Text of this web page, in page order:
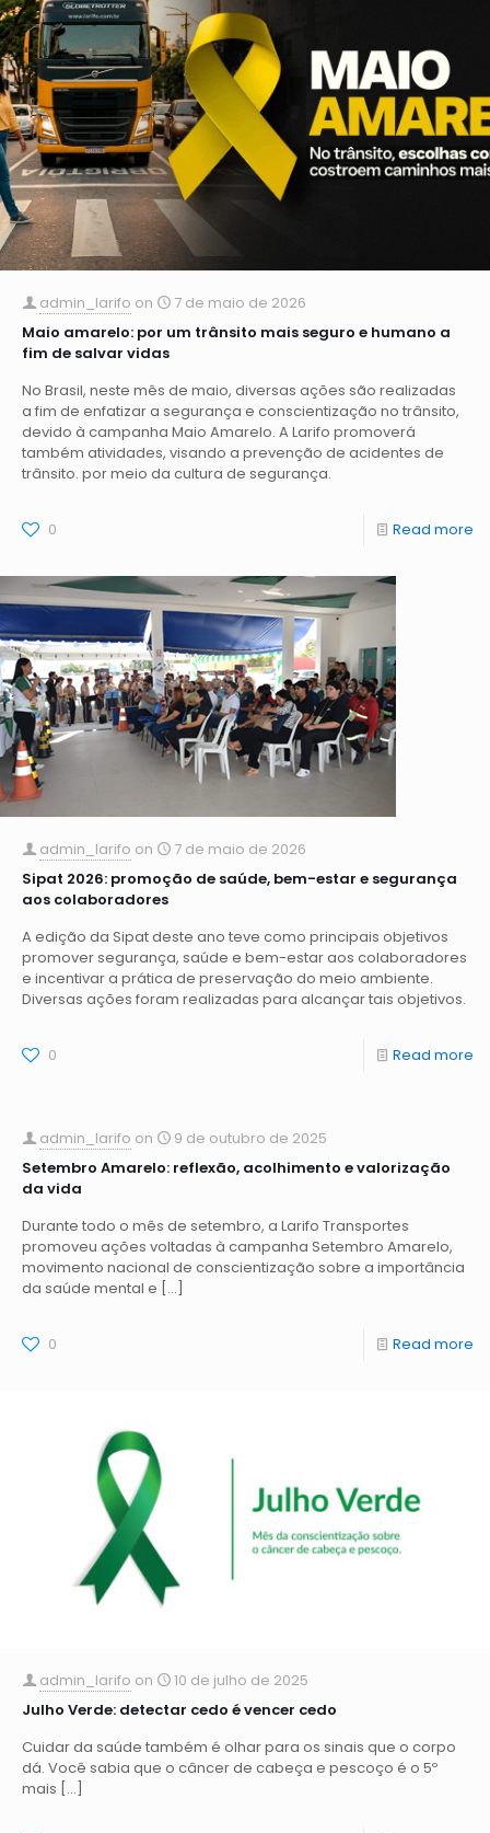
admin_larifo on
7 de maio de 2026
Maio amarelo: por um trânsito mais seguro e humano a
fim de salvar vidas
No Brasil, neste mês de maio, diversas ações são realizadas
a fim de enfatizar a segurança e conscientização no trânsito,
devido à campanha Maio Amarelo. A Larifo promoverá
também atividades, visando a prevenção de acidentes de
trânsito. por meio da cultura de segurança.
0 Read more
admin_larifo on
7 de maio de 2026
Sipat 2026: promoção de saúde, bem-estar e segurança
aos colaboradores
A edição da Sipat deste ano teve como principais objetivos
promover segurança, saúde e bem-estar aos colaboradores
e incentivar a prática de preservação do meio ambiente.
Diversas ações foram realizadas para alcançar tais objetivos.
0 Read more
admin_larifo on
9 de outubro de 2025
Setembro Amarelo: reflexão, acolhimento e valorização
da vida
Durante todo o mês de setembro, a Larifo Transportes
promoveu ações voltadas à campanha Setembro Amarelo,
movimento nacional de conscientização sobre a importância
da saúde mental e […]
0 Read more
admin_larifo on
10 de julho de 2025
Julho Verde: detectar cedo é vencer cedo
Cuidar da saúde também é olhar para os sinais que o corpo
dá. Você sabia que o câncer de cabeça e pescoço é o 5º
mais […]